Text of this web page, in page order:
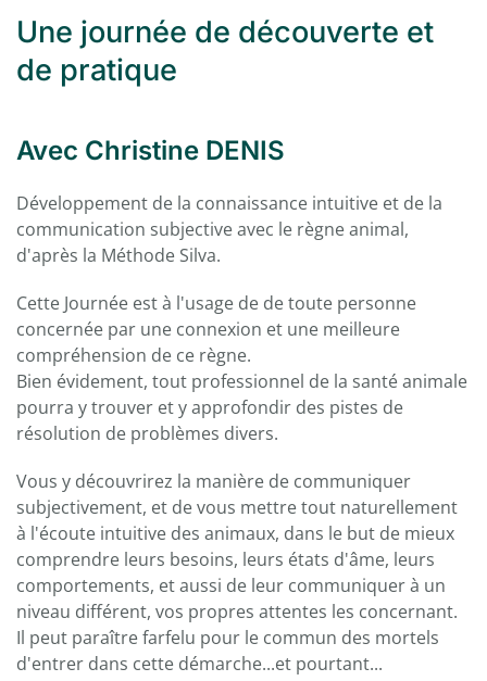
Une journée de découverte et
de pratique
Avec Christine DENIS
Développement de la connaissance intuitive et de la
communication subjective avec le règne animal,
d'après la Méthode Silva.
Cette Journée est à l'usage de de toute personne
concernée par une connexion et une meilleure
compréhension de ce règne.
Bien évidement, tout professionnel de la santé animale
pourra y trouver et y approfondir des pistes de
résolution de problèmes divers.
Vous y découvrirez la manière de communiquer
subjectivement, et de vous mettre tout naturellement
à l'écoute intuitive des animaux, dans le but de mieux
comprendre leurs besoins, leurs états d'âme, leurs
comportements, et aussi de leur communiquer à un
niveau différent, vos propres attentes les concernant.
Il peut paraître farfelu pour le commun des mortels
d'entrer dans cette démarche...et pourtant...